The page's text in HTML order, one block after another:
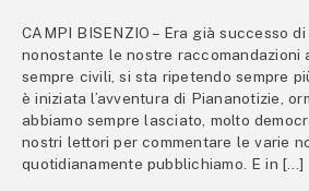
CAMPI BISENZIO – Era già successo di
nonostante le nostre raccomandazioni
sempre civili, si sta ripetendo sempre
è iniziata l’avventura di Piananotizie,
abbiamo sempre lasciato, molto
nostri lettori per commentare le varie
quotidianamente pubblichiamo. E in […]